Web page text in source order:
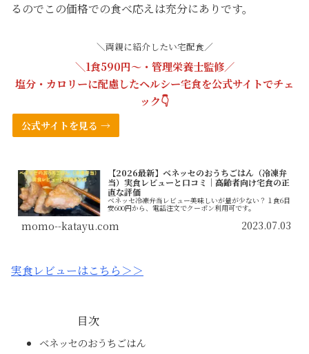
るのでこの価格での食べ応えは充分にありです。
＼両親に紹介したい宅配食／
＼1食590円〜・管理栄養士監修／
塩分・カロリーに配慮したヘルシー宅食を公式サイトでチェ
ック👇
公式サイトを見る →
【2026最新】ベネッセのおうちごはん（冷凍弁
当）実食レビューと口コミ｜高齢者向け宅食の正
直な評価
ベネッセ冷凍弁当レビュー美味しいが量が少ない？１食6目
安600円から、電話注文でクーポン利用可です。
momo--katayu.com 2023.07.03
実食レビューはこちら＞＞
目次
ベネッセのおうちごはん